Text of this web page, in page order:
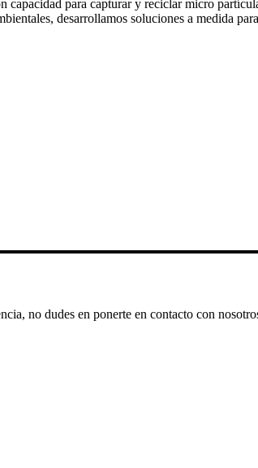
para capturar y reciclar micro
desarrollamos soluciones a medida
no dudes en ponerte en contacto con